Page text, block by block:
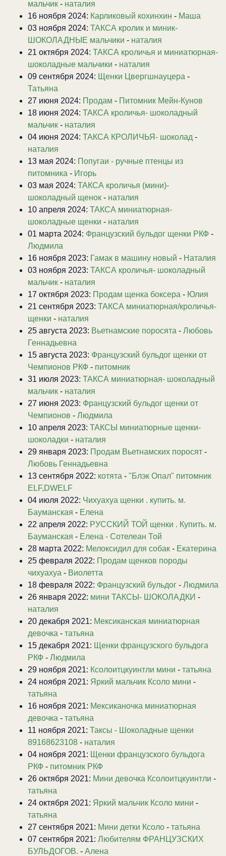
мальчик - наталия
16 ноября 2024: Карликовый кохинхин - Маша
03 ноября 2024: ТАКСА кролик и миник-
ШОКОЛАДНЫЕ мальчики - наталия
21 октября 2024: ТАКСА кроличья и миниатюрная-
шоколадные мальчики - наталия
09 сентября 2024: Щенки Цвергшнауцера -
Татьяна
27 июня 2024: Продам - Питомник Мейн-Кунов
18 июня 2024: ТАКСА кроличья- шоколадный
мальчик - наталия
04 июня 2024: ТАКСА КРОЛИЧЬЯ- шоколад -
наталия
13 мая 2024: Попугаи - ручные птенцы из
питомника - Игорь
03 мая 2024: ТАКСА кроличья (мини)-
шоколадный щенок - наталия
10 апреля 2024: ТАКСА миниатюрная-
шоколадные щенки - наталия
01 марта 2024: Французский бульдог щенки РКФ -
Людмила
16 ноября 2023: Гамак в машину новый - Наталия
03 ноября 2023: ТАКСА кроличья- шоколадный
мальчик - наталия
17 октября 2023: Продам щенка боксера - Юлия
21 сентября 2023: ТАКСА миниатюрная/кроличья-
щенки - наталия
25 августа 2023: Вьетнамские поросята - Любовь
Геннадьевна
15 августа 2023: Французский бульдог щенки от
Чемпионов РКФ - питомник
31 июля 2023: ТАКСА миниатюрная- шоколадный
мальчик - наталия
27 июня 2023: Французский бульдог щенки от
Чемпионов - Людмила
10 апреля 2023: ТАКСЫ миниатюрные щенки-
шоколадки - наталия
29 января 2023: Продам Вьетнамских поросят -
Любовь Геннадьевна
13 сентября 2022: котята - "Блэк Опал" питомник
ELF,DWELF
04 июля 2022: Чихуахуа щенки . купить. м.
Бауманская - Елена
22 апреля 2022: РУССКИЙ ТОЙ щенки . Купить. м.
Бауманская - Елена - Сотелеан Той
28 марта 2022: Мелоксидил для собак - Екатерина
25 февраля 2022: Продам щенков породы
чихуахуа - Виолетта
18 февраля 2022: Французский бульдог - Людмила
26 января 2022: мини ТАКСЫ- ШОКОЛАДКИ -
наталия
20 декабря 2021: Мексиканская миниатюрная
девочка - татьяна
15 декабря 2021: Щенки французского бульдога
РКФ - Людмила
29 ноября 2021: Ксолоитцкуинтли мини - татьяна
24 ноября 2021: Яркий мальчик Ксоло мини -
татьяна
16 ноября 2021: Мексиканочка миниатюрная
девочка - татьяна
11 ноября 2021: Таксы - Шоколадные щенки
89168623108 - наталия
04 ноября 2021: Щенки французского бульдога
РКФ - питомник РКФ
26 октября 2021: Мини девочка Ксолоитцкуинтли -
татьяна
24 октября 2021: Яркий мальчик Ксоло мини -
татьяна
27 сентября 2021: Мини детки Ксоло - татьяна
07 сентября 2021: Любителям ФРАНЦУЗСКИХ
БУЛЬДОГОВ. - Алена